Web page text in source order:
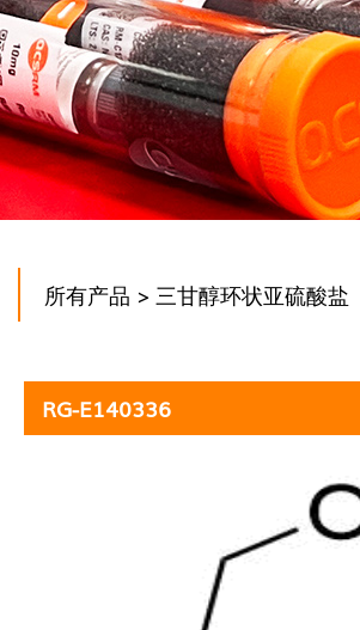
所有产品 > 三甘醇环状亚硫酸盐
RG-E140336